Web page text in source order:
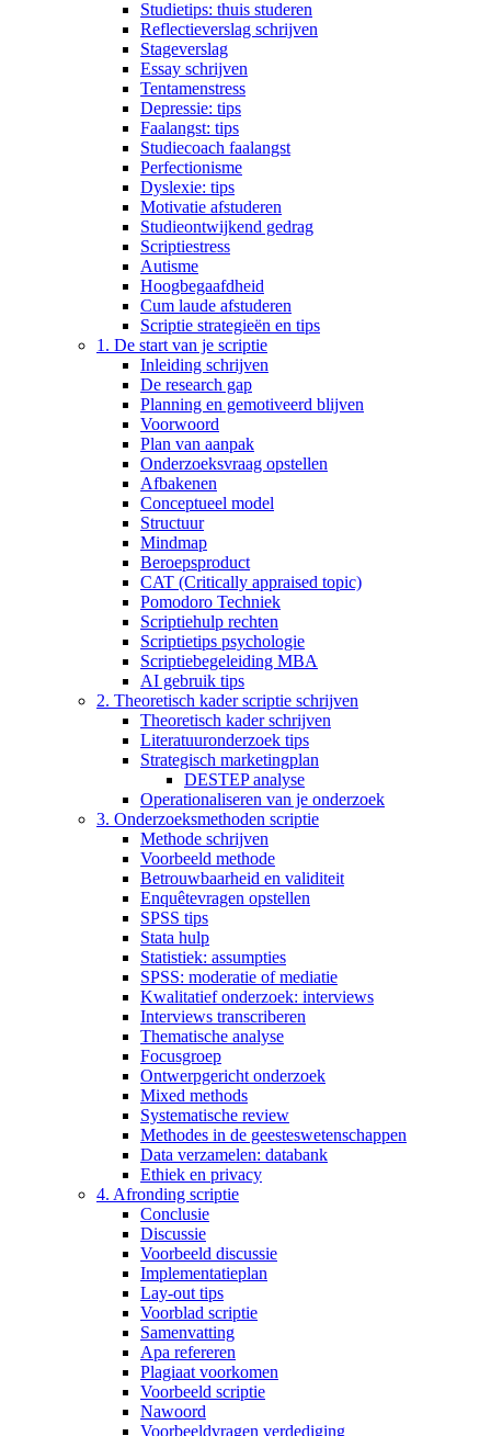
Studietips: thuis studeren
Reflectieverslag schrijven
Stageverslag
Essay schrijven
Tentamenstress
Depressie: tips
Faalangst: tips
Studiecoach faalangst
Perfectionisme
Dyslexie: tips
Motivatie afstuderen
Studieontwijkend gedrag
Scriptiestress
Autisme
Hoogbegaafdheid
Cum laude afstuderen
Scriptie strategieën en tips
1. De start van je scriptie
Inleiding schrijven
De research gap
Planning en gemotiveerd blijven
Voorwoord
Plan van aanpak
Onderzoeksvraag opstellen
Afbakenen
Conceptueel model
Structuur
Mindmap
Beroepsproduct
CAT (Critically appraised topic)
Pomodoro Techniek
Scriptiehulp rechten
Scriptietips psychologie
Scriptiebegeleiding MBA
AI gebruik tips
2. Theoretisch kader scriptie schrijven
Theoretisch kader schrijven
Literatuuronderzoek tips
Strategisch marketingplan
DESTEP analyse
Operationaliseren van je onderzoek
3. Onderzoeksmethoden scriptie
Methode schrijven
Voorbeeld methode
Betrouwbaarheid en validiteit
Enquêtevragen opstellen
SPSS tips
Stata hulp
Statistiek: assumpties
SPSS: moderatie of mediatie
Kwalitatief onderzoek: interviews
Interviews transcriberen
Thematische analyse
Focusgroep
Ontwerpgericht onderzoek
Mixed methods
Systematische review
Methodes in de geesteswetenschappen
Data verzamelen: databank
Ethiek en privacy
4. Afronding scriptie
Conclusie
Discussie
Voorbeeld discussie
Implementatieplan
Lay-out tips
Voorblad scriptie
Samenvatting
Apa refereren
Plagiaat voorkomen
Voorbeeld scriptie
Nawoord
Voorbeeldvragen verdediging